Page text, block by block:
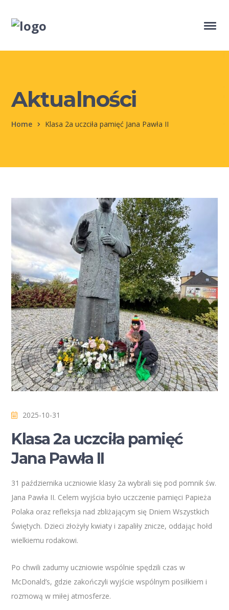
Aktualności
Home Klasa 2a uczciła pamięć Jana Pawła II
2025-10-31
Klasa 2a uczciła pamięć
Jana Pawła II
31 października uczniowie klasy 2a wybrali się pod pomnik św.
Jana Pawła II. Celem wyjścia było uczczenie pamięci Papieża
Polaka oraz refleksja nad zbliżającym się Dniem Wszystkich
Świętych. Dzieci złożyły kwiaty i zapaliły znicze, oddając hołd
wielkiemu rodakowi.
Po chwili zadumy uczniowie wspólnie spędzili czas w
McDonald’s, gdzie zakończyli wyjście wspólnym posiłkiem i
rozmową w miłej atmosferze.